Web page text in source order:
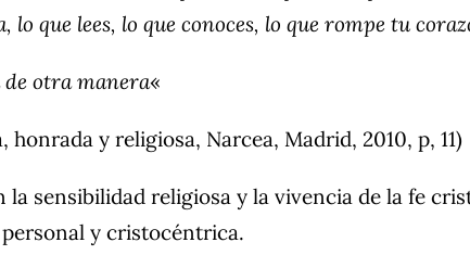
lo que lees, lo que conoces, lo que rompe tu
de otra manera«
honrada y religiosa, Narcea, Madrid, 2010, p, 11)
sensibilidad religiosa y la vivencia de la fe
y cristocéntrica.